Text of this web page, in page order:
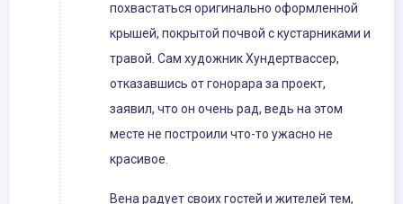
похвастаться оригинально оформленной
крышей, покрытой почвой с кустарниками и
травой. Сам художник Хундертвассер,
отказавшись от гонорара за проект,
заявил, что он очень рад, ведь на этом
месте не построили что-то ужасно не
красивое.
Вена радует своих гостей и жителей тем,